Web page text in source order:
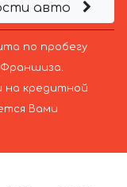
авто
по пробегу
на кредитной
Вами